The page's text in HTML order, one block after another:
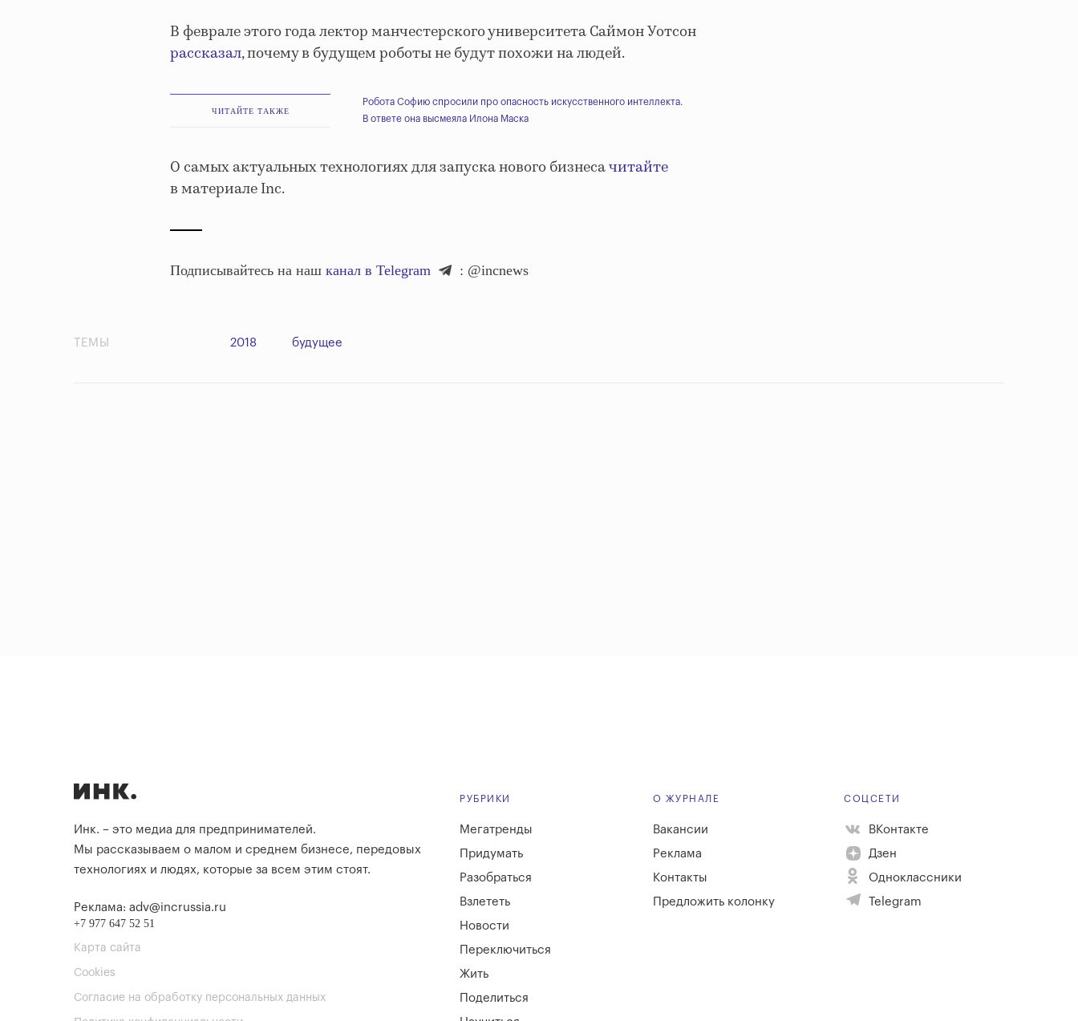
В феврале этого года лектор манчестерского университета Саймон Уотсон
рассказал, почему в будущем роботы не будут похожи на людей.
ЧИТАЙТЕ ТАКЖЕ
Робота Софию спросили про опасность искусственного интеллекта.
В ответе она высмеяла Илона Маска
О самых актуальных технологиях для запуска нового бизнесачитайте
в материале Inc.
Подписывайтесь на наш канал в Telegram : @incnews
ТЕМЫ 2018 будущее
Инк. – это медиа для предпринимателей.
Мы рассказываем о малом и среднем бизнесе, передовых
технологиях и людях, которые за всем этим стоят.
Реклама: adv@incrussia.ru
+7 977 647 52 51
Карта сайта
Cookies
Согласие на обработку персональных данных
РУБРИКИ
Мегатренды
Придумать
Разобраться
Взлететь
Новости
Переключиться
Жить
Поделиться
О ЖУРНАЛЕ
Вакансии
Реклама
Контакты
Предложить колонку
СОЦСЕТИ
ВКонтакте
Дзен
Одноклассники
Telegram